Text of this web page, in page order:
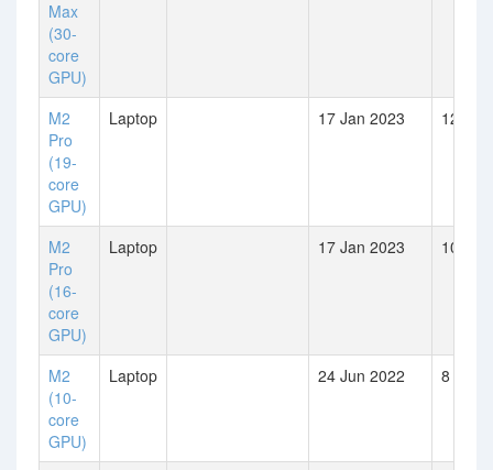
Max
(30-
core
GPU)
M2
Pro
(19-
core
GPU)
Laptop 17 Jan 2023 12
M2
Pro
(16-
core
GPU)
Laptop 17 Jan 2023 10
M2
(10-
core
GPU)
Laptop 24 Jun 2022 8